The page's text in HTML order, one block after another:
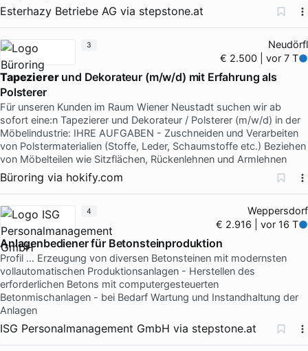
Esterhazy Betriebe AG via stepstone.at
Neudörfl
€ 2.500 | vor 7 T
Tapeziererund Dekorateur (m/w/d) mit Erfahrung als
Polsterer
Für unseren Kunden im Raum Wiener Neustadt suchen wir ab
sofort eine:n Tapezierer und Dekorateur / Polsterer (m/w/d) in der
Möbelindustrie: IHRE AUFGABEN - Zuschneiden und Verarbeiten
von Polstermaterialien (Stoffe, Leder, Schaumstoffe etc.) Beziehen
von Möbelteilen wie Sitzflächen, Rückenlehnen und Armlehnen
Büroring via hokify.com
3
Weppersdorf
€ 2.916 | vor 16 T
Anlagenbediener für Betonsteinproduktion
Profil … Erzeugung von diversen Betonsteinen mit modernsten
vollautomatischen Produktionsanlagen - Herstellen des
erforderlichen Betons mit computergesteuerten
Betonmischanlagen - bei Bedarf Wartung und Instandhaltung der
Anlagen
ISG Personalmanagement GmbH via stepstone.at
4